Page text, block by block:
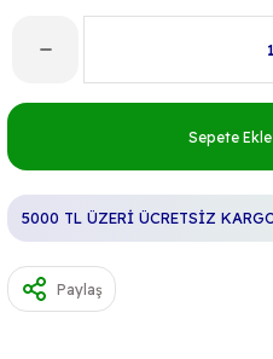
Sepete Ekle
5000 TL ÜZERİ ÜCRETSİZ
Paylaş